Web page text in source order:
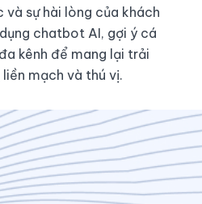
sự hài lòng của khách
chatbot AI, gợi ý cá
kênh để mang lại trải
mạch và thú vị.